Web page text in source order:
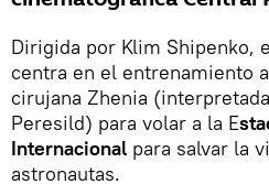
Dirigida por Klim Shipenko,
centra en el entrenamiento
cirujana Zhenia
Peresild) para volar a la E
Internacional para salvar la
astronautas.